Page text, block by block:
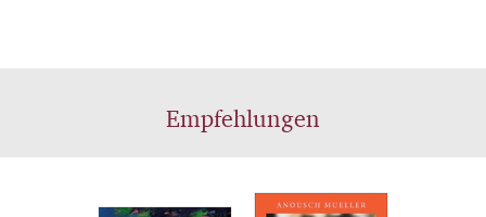
Empfehlungen